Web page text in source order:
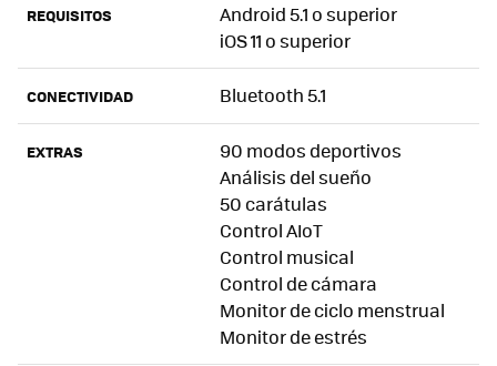
REQUISITOS
Android 5.1 o superior
iOS 11 o superior
CONECTIVIDAD Bluetooth 5.1
EXTRAS
90 modos deportivos
Análisis del sueño
50 carátulas
Control AIoT
Control musical
Control de cámara
Monitor de ciclo menstrual
Monitor de estrés